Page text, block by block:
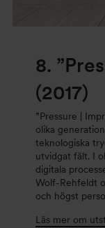
8.
(2017)
”Pressure |
olika
teknologiska
utvidgat fält. I
digitala
Wolf-Rehfeldt
och högst
Läs mer om